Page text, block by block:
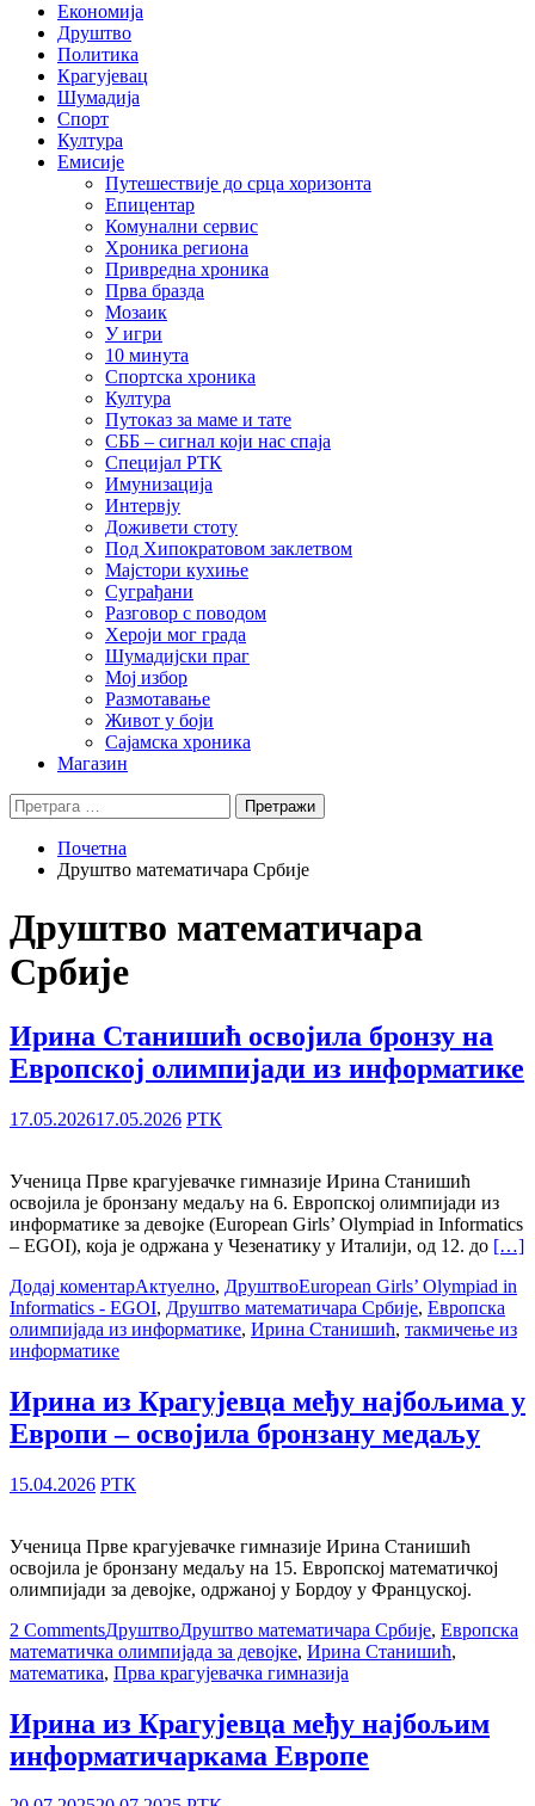
Економија
Друштво
Политика
Крагујевац
Шумадија
Спорт
Култура
Емисије
Путешествије до срца хоризонта
Епицентар
Комунални сервис
Хроника региона
Привредна хроника
Прва бразда
Мозаик
У игри
10 минута
Спортска хроника
Култура
Путоказ за маме и тате
СББ – сигнал који нас спаја
Специјал РТК
Имунизација
Интервју
Доживети стоту
Под Хипократовом заклетвом
Мајстори кухиње
Суграђани
Разговор с поводом
Хероји мог града
Шумадијски праг
Мој избор
Размотавање
Живот у боји
Сајамска хроника
Магазин
Претрага
за:
Почетна
Друштво математичара Србије
Друштво математичара
Србије
Ирина Станишић освојила бронзу на
Европској олимпијади из информатике
17.05.202617.05.2026 РТК
Ученица Прве крагујевачке гимназије Ирина Станишић
освојила је бронзану медаљу на 6. Европској олимпијади из
информатике за девојке (European Girls’ Olympiad in Informatics
– EGOI), која је одржана у Чезенатику у Италији, од 12. до […]
Додај коментарАктуелно, ДруштвоEuropean Girls’ Olympiad in
Informatics - EGOI, Друштво математичара Србије, Европска
олимпијада из информатике, Ирина Станишић, такмичење из
информатике
Ирина из Крагујевца међу најбољима у
Европи – освојила бронзану медаљу
15.04.2026 РТК
Ученица Прве крагујевачке гимназије Ирина Станишић
освојила је бронзану медаљу на 15. Европској математичкој
олимпијади за девојке, одржаној у Бордоу у Француској.
2 CommentsДруштвоДруштво математичара Србије, Европска
математичка олимпијада за девојке, Ирина Станишић,
математика, Прва крагујевачка гимназија
Ирина из Крагујевца међу најбољим
информатичаркама Европе